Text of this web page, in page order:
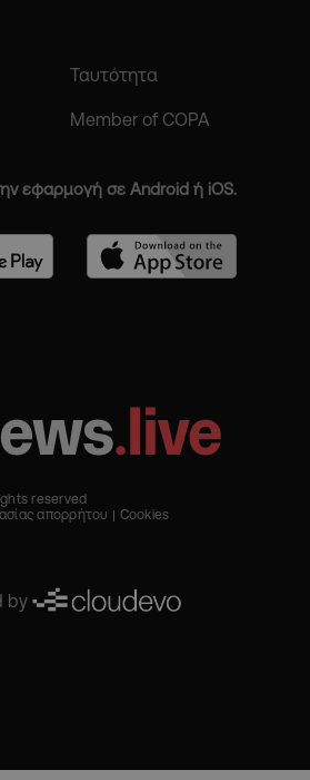
Ταυτότητα
Member of COPA
εφαρμογή σε Android ή iOS.
reserved
απορρήτου Cookies
by